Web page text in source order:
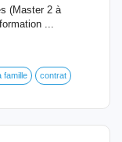
(Master 2 à
...
famille contrat